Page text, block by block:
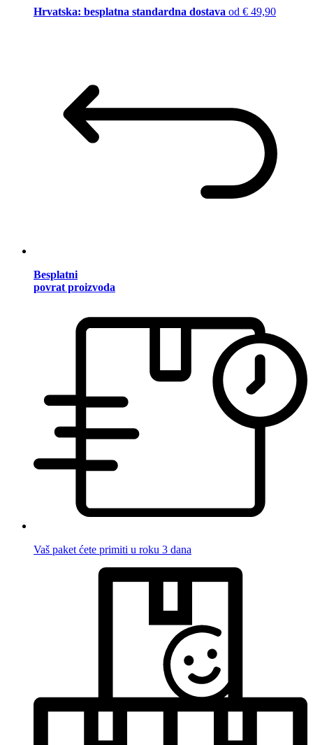
Hrvatska: besplatna standardna dostava od € 49,90
Besplatni
povrat proizvoda
Vaš paket ćete primiti u roku 3 dana